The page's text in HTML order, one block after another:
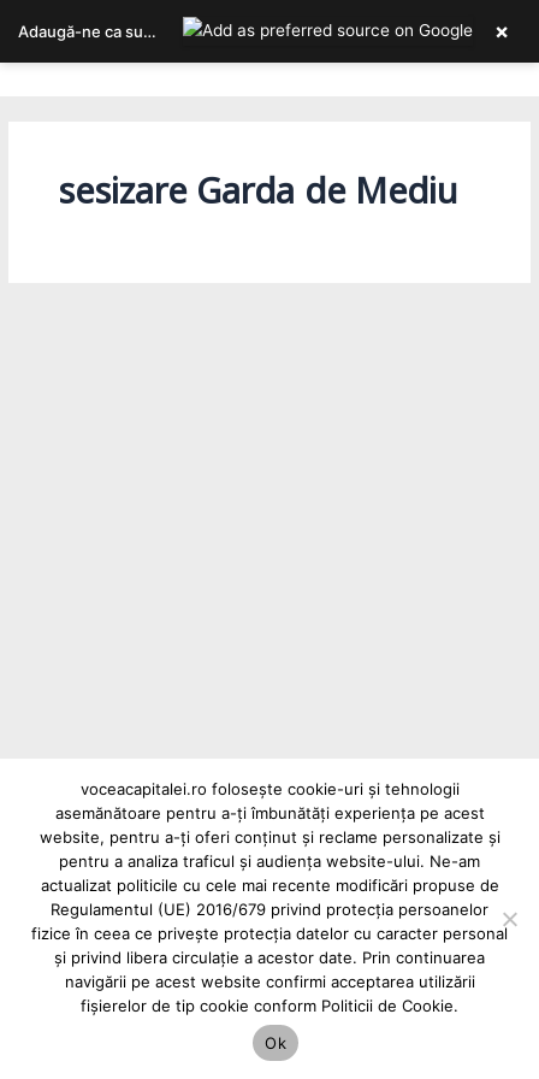
content
sesizare Garda de Mediu
Reclame și advertoriale pe Vocea Capitalei
Powered byINFINITUS ADVERTISING
Adaugă-ne ca sursa ta preferată pe Google ×
voceacapitalei.ro folosește cookie-uri și tehnologii
asemănătoare pentru a-ți îmbunătăți experiența pe acest
website, pentru a-ți oferi conținut și reclame personalizate și
pentru a analiza traficul și audiența website-ului. Ne-am
actualizat politicile cu cele mai recente modificări propuse de
Regulamentul (UE) 2016/679 privind protecția persoanelor
fizice în ceea ce privește protecția datelor cu caracter personal
și privind libera circulație a acestor date. Prin continuarea
navigării pe acest website confirmi acceptarea utilizării
fișierelor de tip cookie conform Politicii de Cookie.
Ok